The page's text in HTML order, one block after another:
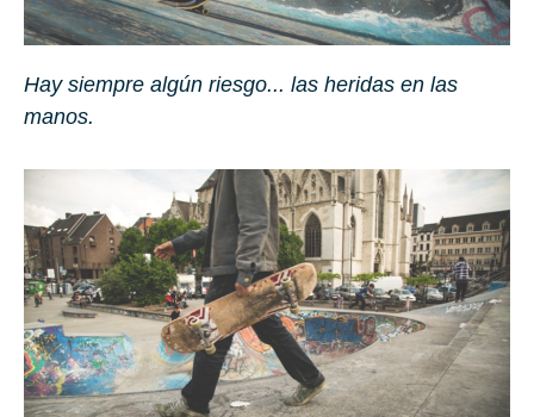
Hay siempre algún riesgo... las heridas en las
manos.